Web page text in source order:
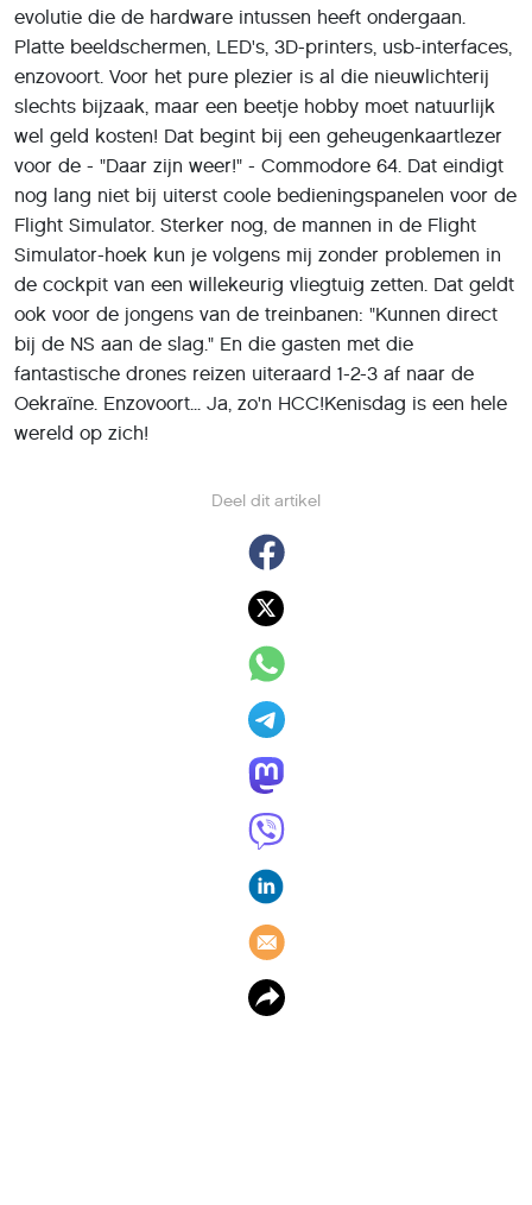
Deel dit artikel
evolutie die de hardware intussen heeft ondergaan.
Platte beeldschermen, LED's, 3D-printers, usb-interfaces,
enzovoort. Voor het pure plezier is al die nieuwlichterij
slechts bijzaak, maar een beetje hobby moet natuurlijk
wel geld kosten! Dat begint bij een geheugenkaartlezer
voor de - "Daar zijn weer!" - Commodore 64. Dat eindigt
nog lang niet bij uiterst coole bedieningspanelen voor de
Flight Simulator. Sterker nog, de mannen in de Flight
Simulator-hoek kun je volgens mij zonder problemen in
de cockpit van een willekeurig vliegtuig zetten. Dat geldt
ook voor de jongens van de treinbanen: "Kunnen direct
bij de NS aan de slag." En die gasten met die
fantastische drones reizen uiteraard 1-2-3 af naar de
Oekraïne. Enzovoort... Ja, zo'n HCC!Kenisdag is een hele
wereld op zich!